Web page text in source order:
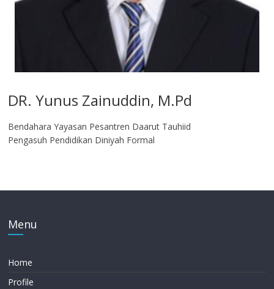
DR. Yunus Zainuddin, M.Pd
Bendahara Yayasan Pesantren Daarut Tauhiid
Pengasuh Pendidikan Diniyah Formal
Menu
Home
Profile